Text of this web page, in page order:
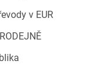
v EUR